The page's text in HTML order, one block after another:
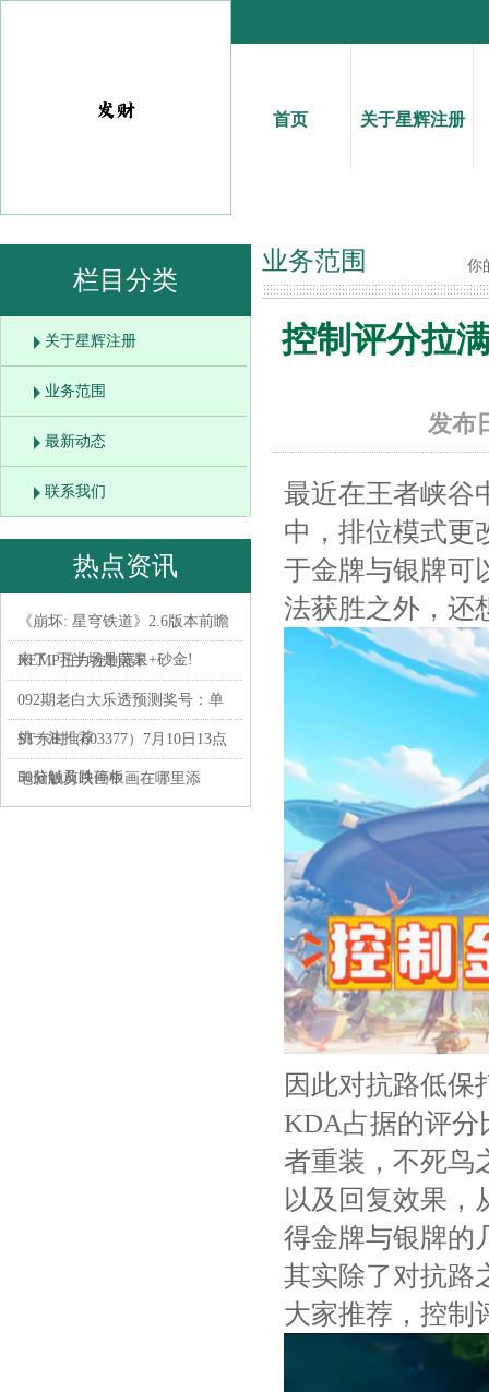
首页 关于星辉注册
栏目分类
关于星辉注册
业务范围
最新动态
联系我们
热点资讯
《崩坏: 星穹铁道》2.6版本前瞻
来了, 下半场是黄泉+砂金!
KEMP扭力控制器E
092期老白大乐透预测奖号：单
挑一注推荐
ST东时（603377）7月10日13点
50分触及跌停板
电脑版剪映画中画在哪里添
业务范围 你
控制评分拉
发布
最近在王者峡谷
中，排位模式更
于金牌与银牌可
法获胜之外，还
因此对抗路低保
KDA占据的评分
者重装，不死鸟
以及回复效果，
得金牌与银牌的
其实除了对抗路
大家推荐，控制